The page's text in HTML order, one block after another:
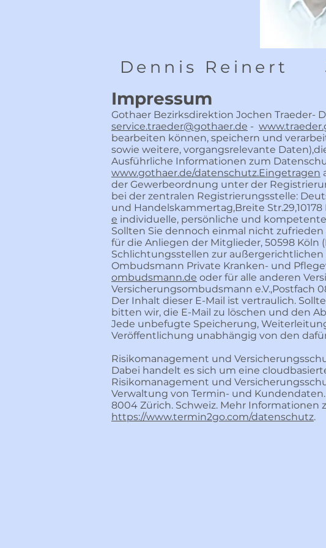
Dennis Reinert
Impressum
Gothaer Bezirksdirektion Jochen Traeder-
service.traeder@gothaer.de -
bearbeiten können, speichern und
sowie weitere, vorgangsrelevante
Ausführliche Informationen zum
www.gothaer.de/datenschutz.Eingetragen
der Gewerbeordnung unter der
bei der zentralen Registrierungsstelle:
und Handelskammertag,Breite
e individuelle, persönliche und
Sollten Sie dennoch einmal nicht
für die Anliegen der Mitglieder, 50598
Schlichtungsstellen zur
Ombudsmann Private Kranken- und
ombudsmann.de oder für alle anderen
Versicherungsombudsmann e.V.,Postfach
Der Inhalt dieser E-Mail ist vertraulich.
bitten wir, die E-Mail zu löschen und den
Jede unbefugte Speicherung,
Veröffentlichung unabhängig von den
Risikomanagement und
Dabei handelt es sich um eine
Risikomanagement und
Verwaltung von Termin- und
8004 Zürich. Schweiz. Mehr
https://www.termin2go.com/datenschutz.